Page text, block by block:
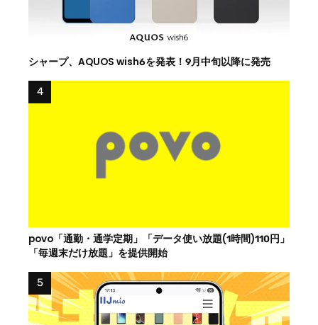
シャープ、AQUOS wish6を発表！9月中旬以降に発売
povo「通勤・通学定期」「データ使い放題(1時間)110円」
「毎週末だけ放題」を提供開始